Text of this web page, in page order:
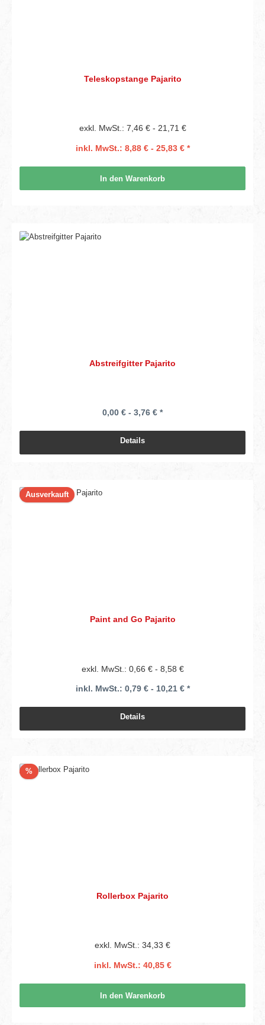
Teleskopstange Pajarito
exkl. MwSt.: 7,46 € - 21,71 €
inkl. MwSt.: 8,88 € - 25,83 € *
In den Warenkorb
Abstreifgitter Pajarito
0,00 € - 3,76 € *
Details
Ausverkauft
Paint and Go Pajarito
exkl. MwSt.: 0,66 € - 8,58 €
inkl. MwSt.: 0,79 € - 10,21 € *
Details
%Rabatt
Rollerbox Pajarito
exkl. MwSt.: 34,33 €
inkl. MwSt.: 40,85 €
In den Warenkorb